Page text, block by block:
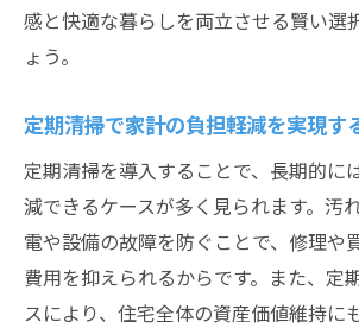
感と快適な暮らしを両立させる賢い選
ょう。
定期清掃で家計の負担軽減を実現す
定期清掃を導入することで、長期的に
減できるケースが多く見られます。汚
電や設備の故障を防ぐことで、修理や
費用を抑えられるからです。また、定
スにより、住宅全体の資産価値維持に